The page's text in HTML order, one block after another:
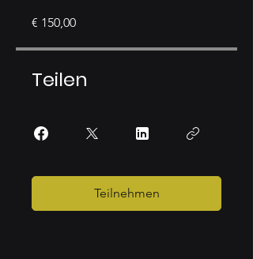
€ 150,00
Teilen
Teilnehmen